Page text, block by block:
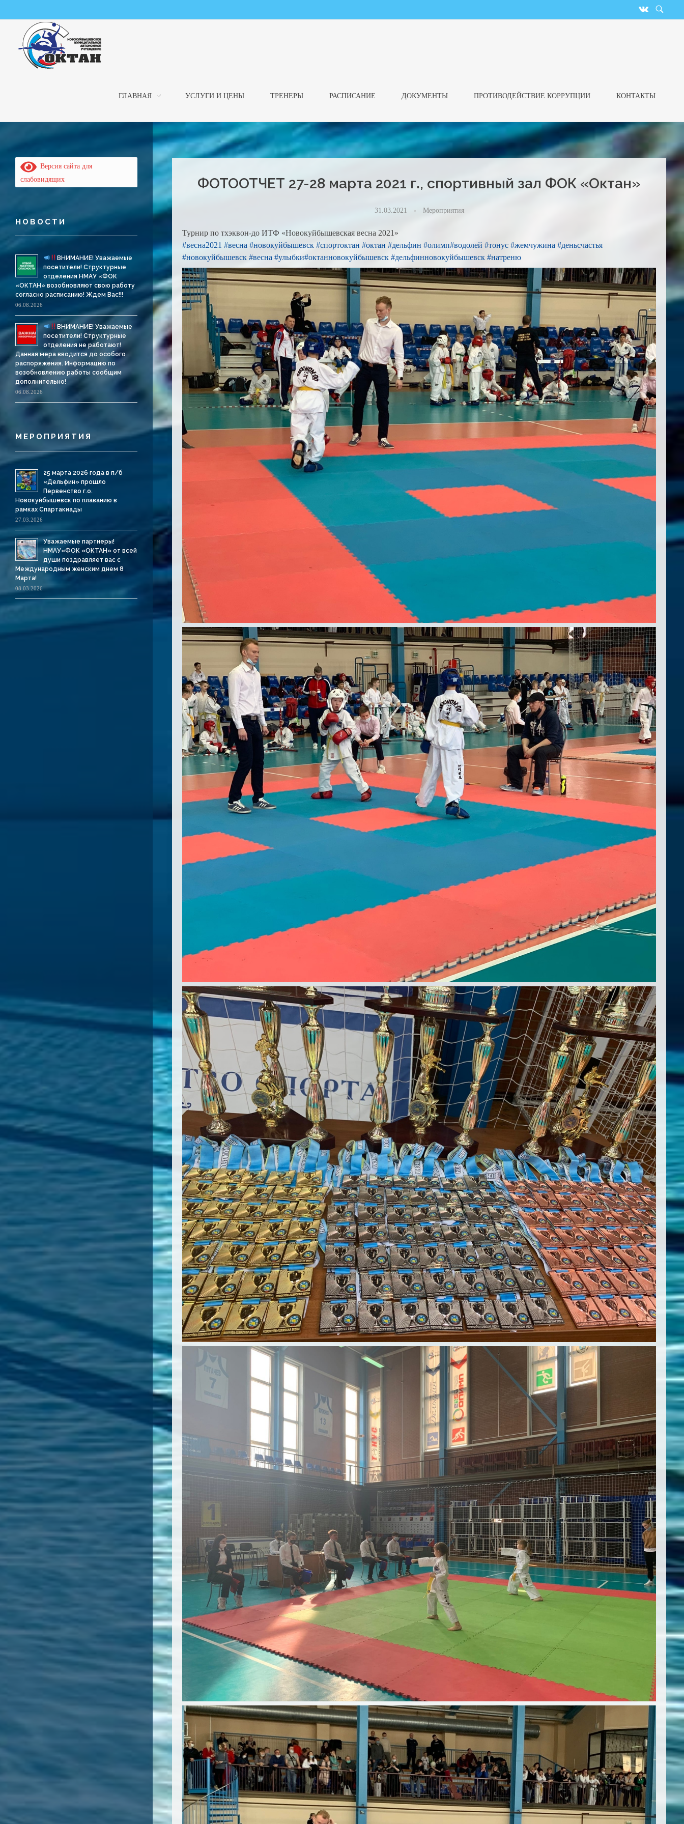
ГЛАВНАЯ УСЛУГИ И ЦЕНЫ ТРЕНЕРЫ РАСПИСАНИЕ ДОКУМЕНТЫ ПРОТИВОДЕЙСТВИЕ КОРРУПЦИИ КОНТАКТЫ
ФОТООТЧЕТ 27-28 марта 2021 г., спортивный зал ФОК «Октан»
31.03.2021 Мероприятия
Турнир по тхэквон-до ИТФ «Новокуйбышевская весна 2021»
#весна2021 #весна #новокуйбышевск #спортоктан #октан #дельфин #олимп#водолей #тонус #жемчужина #деньсчастья
#новокуйбышевск #весна #улыбки#октанновокуйбышевск #дельфинновокуйбышевск #натреню
Версия сайта для
слабовидящих
НОВОСТИ
ВНИМАНИЕ! Уважаемые
посетители! Структурные
отделения НМАУ «ФОК
«ОКТАН» возобновляют свою работу
согласно расписанию! Ждем Вас!!!
06.08.2026
ВНИМАНИЕ! Уважаемые
посетители! Структурные
отделения не работают!
Данная мера вводится до особого
распоряжения. Информацию по
возобновлению работы сообщим
дополнительно!
06.08.2026
МЕРОПРИЯТИЯ
25 марта 2026 года в п/б
«Дельфин» прошло
Первенство г.о.
Новокуйбышевск по плаванию в
рамках Спартакиады
27.03.2026
Уважаемые партнеры!
НМАУ«ФОК «ОКТАН» от всей
души поздравляет вас с
Международным женским днем 8
Марта!
08.03.2026